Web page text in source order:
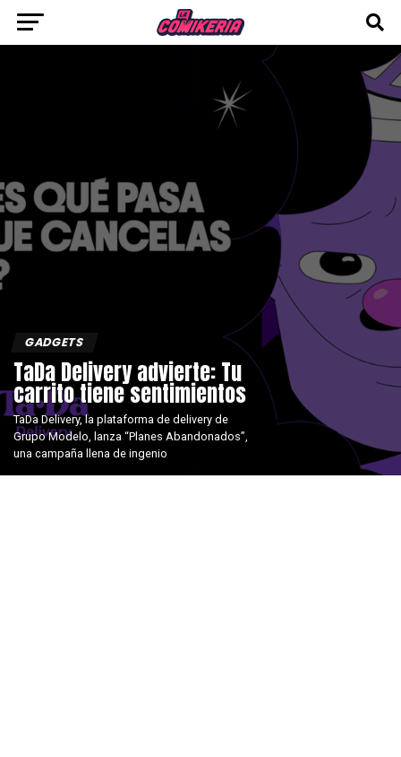
GADGETS
TaDa Delivery advierte: Tu
carrito tiene sentimientos
TaDa Delivery, la plataforma de delivery de
Grupo Modelo, lanza “Planes Abandonados”,
una campaña llena de ingenio